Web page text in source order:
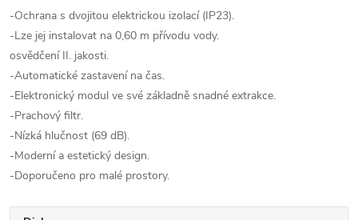
-Ochrana s dvojitou elektrickou izolací (IP23).
-Lze jej instalovat na 0,60 m přívodu vody.
osvědčení II. jakosti.
-Automatické zastavení na čas.
-Elektronický modul ve své základně snadné extrakce.
-Prachový filtr.
-Nízká hlučnost (69 dB).
-Moderní a estetický design.
-Doporučeno pro malé prostory.